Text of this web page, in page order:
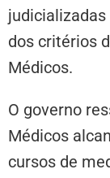
dos critérios
Médicos.
O governo
Médicos
cursos de